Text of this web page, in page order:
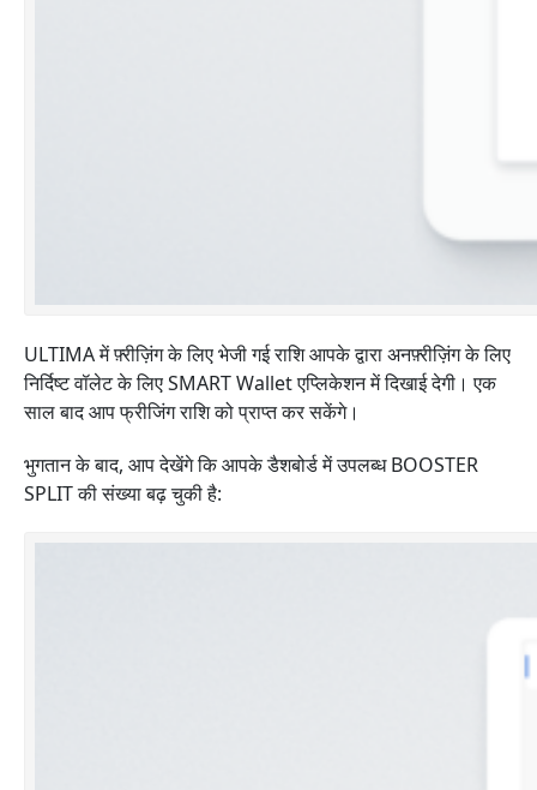
ULTIMA में फ़्रीज़िंग के लिए भेजी गई राशि आपके द्वारा अनफ़्रीज़िंग के लिए
निर्दिष्ट वॉलेट के लिए SMART Wallet एप्लिकेशन में दिखाई देगी। एक
साल बाद आप फ्रीजिंग राशि को प्राप्त कर सकेंगे।
भुगतान के बाद, आप देखेंगे कि आपके डैशबोर्ड में उपलब्ध BOOSTER
SPLIT की संख्या बढ़ चुकी है: